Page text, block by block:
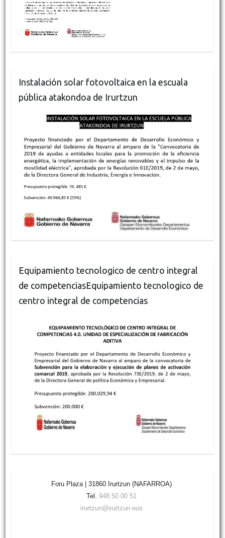
Instalación solar fotovoltaica en la escuala
pública atakondoa de Irurtzun
Equipamiento tecnologico de centro integral
de competenciasEquipamiento tecnologico de
centro integral de competencias
Foru Plaza | 31860 Irurtzun (NAFARROA)
Tel. 948 50 00 51
irurtzun@irurtzun.eus